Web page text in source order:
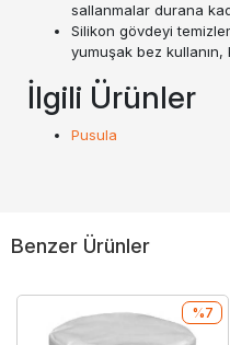
sallanmalar durana
Silikon gövdeyi
yumuşak bez
İlgili Ürünler
Pusula
Benzer Ürünler
%7